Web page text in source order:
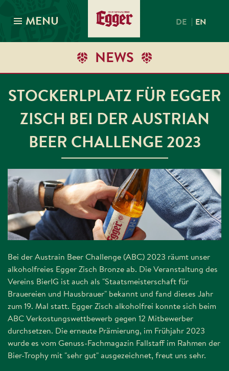
MENU DE | EN
NEWS
STOCKERLPLATZ FÜR EGGER
ZISCH BEI DER AUSTRIAN
BEER CHALLENGE 2023
Bei der Austrain Beer Challenge (ABC) 2023 räumt unser
alkoholfreies Egger Zisch Bronze ab. Die Veranstaltung des
Vereins BierIG ist auch als "Staatsmeisterschaft für
Brauereien und Hausbrauer" bekannt und fand dieses Jahr
zum 19. Mal statt. Egger Zisch alkoholfrei konnte sich beim
ABC Verkostungswettbewerb gegen 12 Mitbewerber
durchsetzen. Die erneute Prämierung, im Frühjahr 2023
wurde es vom Genuss-Fachmagazin Fallstaff im Rahmen der
Bier-Trophy mit "sehr gut" ausgezeichnet, freut uns sehr.